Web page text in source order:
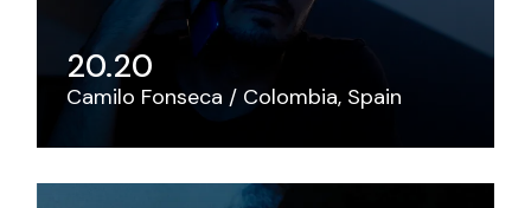
20.20
Camilo Fonseca Colombia Spain